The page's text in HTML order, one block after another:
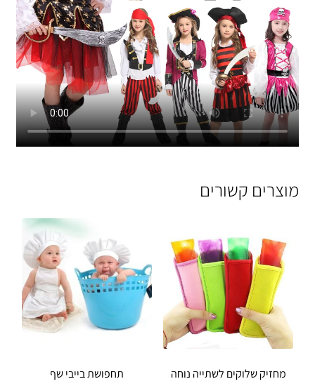
מוצרים קשורים
מחזיק שלוקים לשתייה נוחה תחפושת בייבי שף